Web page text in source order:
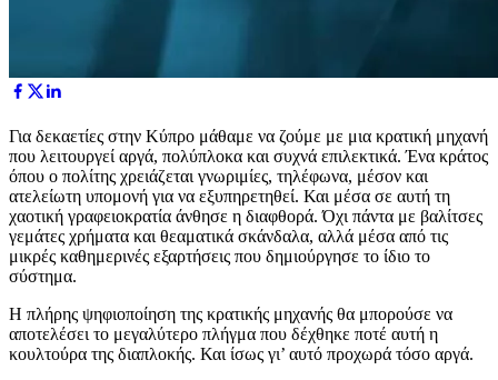
Για δεκαετίες στην Κύπρο μάθαμε να ζούμε με μια κρατική μηχανή
που λειτουργεί αργά, πολύπλοκα και συχνά επιλεκτικά. Ένα κράτος
όπου ο πολίτης χρειάζεται γνωριμίες, τηλέφωνα, μέσον και
ατελείωτη υπομονή για να εξυπηρετηθεί. Και μέσα σε αυτή τη
χαοτική γραφειοκρατία άνθησε η διαφθορά. Όχι πάντα με βαλίτσες
γεμάτες χρήματα και θεαματικά σκάνδαλα, αλλά μέσα από τις
μικρές καθημερινές εξαρτήσεις που δημιούργησε το ίδιο το
σύστημα.
Η πλήρης ψηφιοποίηση της κρατικής μηχανής θα μπορούσε να
αποτελέσει το μεγαλύτερο πλήγμα που δέχθηκε ποτέ αυτή η
κουλτούρα της διαπλοκής. Και ίσως γι’ αυτό προχωρά τόσο αργά.